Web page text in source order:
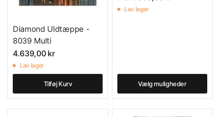
Diamond Uldtæppe -
8039 Multi
4.639,00 kr
Lav lager
Tilføj Kurv
Lav lager
Vælg muligheder